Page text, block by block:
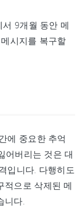
9개월 동안 메
시지를 복구할
에 중요한 추억
어버리는 것은 대
입니다. 다행히도
적으로 삭제된 메
니다.